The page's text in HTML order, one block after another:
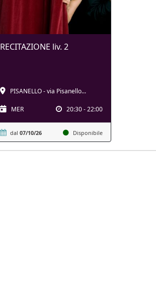
RECITAZIONE liv. 2
PISANELLO - via Pisanello...
MER 20:30 - 22:00
dal 07/10/26 Disponibile